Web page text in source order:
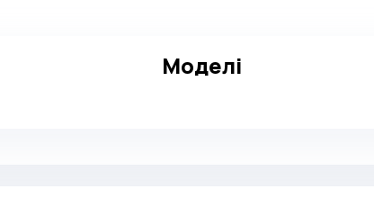
Моделі